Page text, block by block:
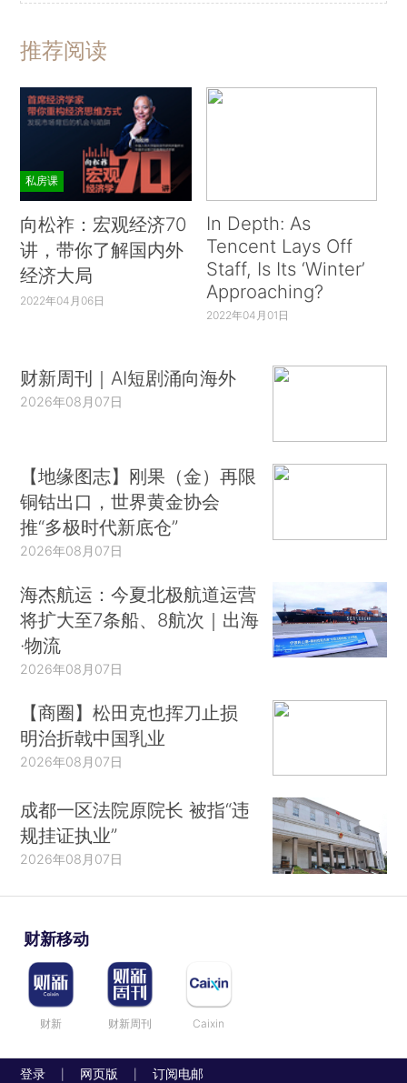
推荐阅读
私房课
向松祚：宏观经济70
讲，带你了解国内外
经济大局
2022年04月06日
In Depth: As
Tencent Lays Off
Staff, Is Its ‘Winter’
Approaching?
2022年04月01日
财新周刊｜AI短剧涌向海外
2026年08月07日
【地缘图志】刚果（金）再限
铜钴出口，世界黄金协会
推“多极时代新底仓”
2026年08月07日
海杰航运：今夏北极航道运营
将扩大至7条船、8航次｜出海
·物流
2026年08月07日
【商圈】松田克也挥刀止损
明治折戟中国乳业
2026年08月07日
成都一区法院原院长 被指“违
规挂证执业”
2026年08月07日
财新移动
财新 财新周刊 Caixin
登录 网页版 订阅电邮